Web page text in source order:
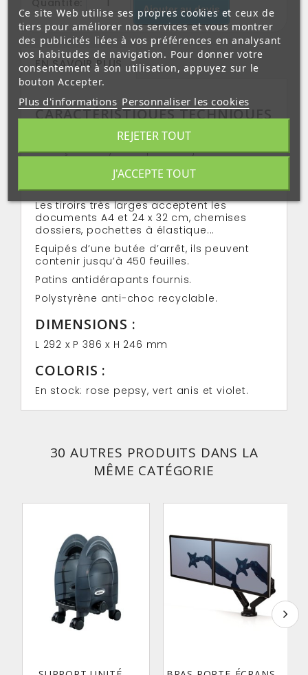
Ajouter au devis
EN SAVOIR PLUS
CARACTÉRISTIQUES TECHNIQUES
Sa façade asymétrique et le jeu des
et dynamique à ce bloc de classement
bicolore.
Les tiroirs très larges acceptent les
documents A4 et 24 x 32 cm, chemises
dossiers, pochettes à élastique...
Equipés d’une butée d’arrêt, ils peuvent
contenir jusqu’à 450 feuilles.
Patins antidérapants fournis.
Polystyrène anti-choc recyclable.
DIMENSIONS :
L 292 x P 386 x H 246 mm
COLORIS :
En stock: rose pepsy, vert anis et violet.
30 AUTRES PRODUITS DANS LA
MÊME CATÉGORIE
Ce site Web utilise ses propres cookies et ceux de
tiers pour améliorer nos services et vous montrer
des publicités liées à vos préférences en analysant
vos habitudes de navigation. Pour donner votre
consentement à son utilisation, appuyez sur le
bouton Accepter.
Plus d'informations Personnaliser les cookies
REJETER TOUT
J'ACCEPTE TOUT